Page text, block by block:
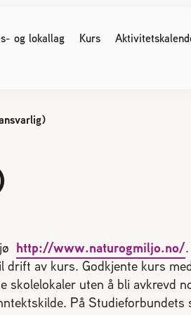
og lokallag Kurs
av bier
Honning
Bigårdsplasser
http://www.naturogmiljo.no/
drift av kurs. Godkjente kurs
skolelokaler uten å bli avkrevd
På Studieforbundets